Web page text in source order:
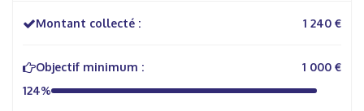
Montant collecté : 1 240 €
Objectif minimum :
1 000 €
124%